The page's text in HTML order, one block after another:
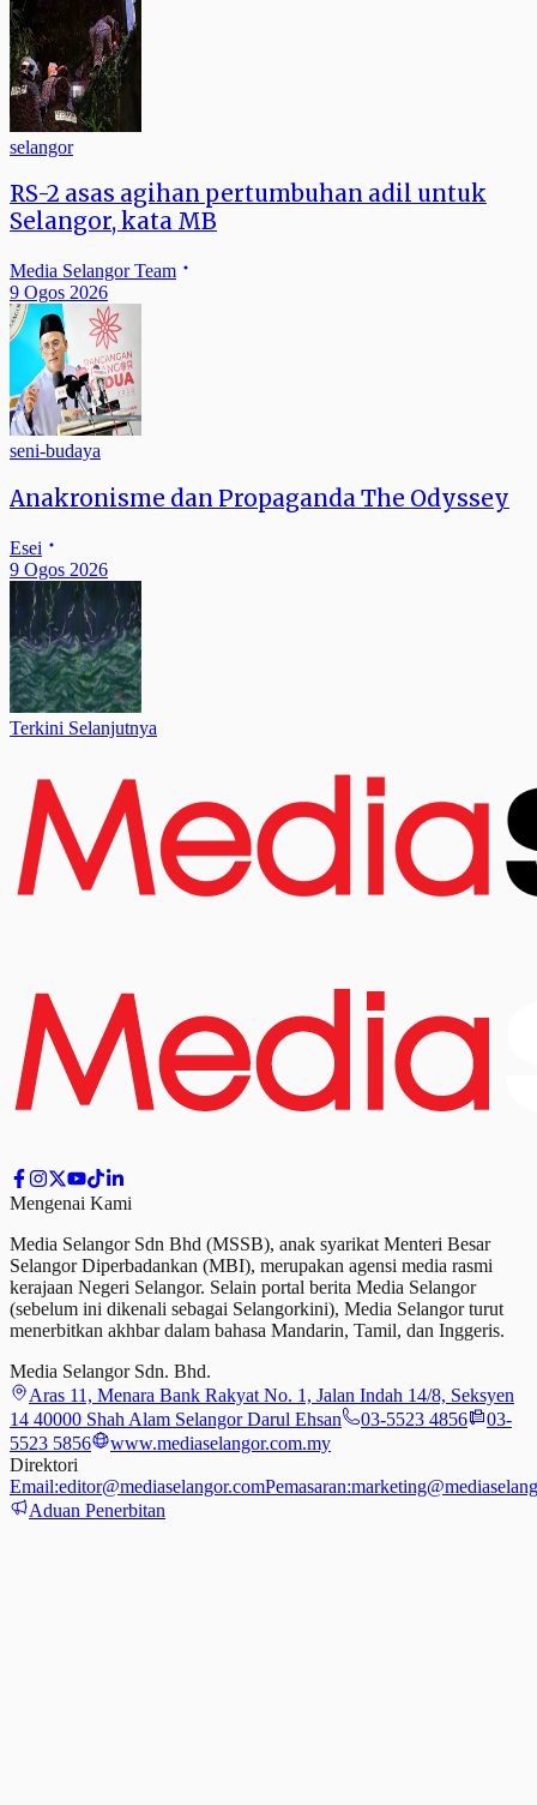
selangor
RS-2 asas agihan pertumbuhan adil untuk
Selangor, kata MB
Media Selangor Team
9 Ogos 2026
seni-budaya
Anakronisme dan Propaganda The Odyssey
Esei
9 Ogos 2026
Terkini Selanjutnya
Mengenai Kami
Media Selangor Sdn Bhd (MSSB), anak syarikat Menteri Besar
Selangor Diperbadankan (MBI), merupakan agensi media rasmi
kerajaan Negeri Selangor. Selain portal berita Media Selangor
(sebelum ini dikenali sebagai Selangorkini), Media Selangor turut
menerbitkan akhbar dalam bahasa Mandarin, Tamil, dan Inggeris.
Media Selangor Sdn. Bhd.
Aras 11, Menara Bank Rakyat No. 1, Jalan Indah 14/8, Seksyen
14 40000 Shah Alam Selangor Darul Ehsan
03-5523 4856
03-
5523 5856
www.mediaselangor.com.my
Direktori
Email:editor@mediaselangor.comPemasaran:
Aduan Penerbitan